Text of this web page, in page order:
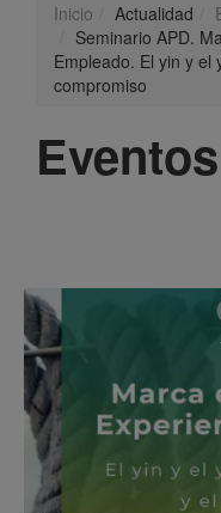
Inicio Actualidad
Seminario APD.
Empleado. El yin y el
compromiso
Eventos